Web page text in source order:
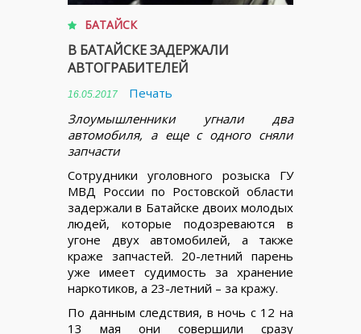
БАТАЙСК
В БАТАЙСКЕ ЗАДЕРЖАЛИ
АВТОГРАБИТЕЛЕЙ
16.05.2017
Печать
Злоумышленники угнали два
автомобиля, а еще с одного сняли
запчасти
Сотрудники уголовного розыска ГУ
МВД России по Ростовской области
задержали в Батайске двоих молодых
людей, которые подозреваются в
угоне двух автомобилей, а также
краже запчастей. 20-летний парень
уже имеет судимость за хранение
наркотиков, а 23-летний – за кражу.
По данным следствия, в ночь с 12 на
13 мая они совершили сразу